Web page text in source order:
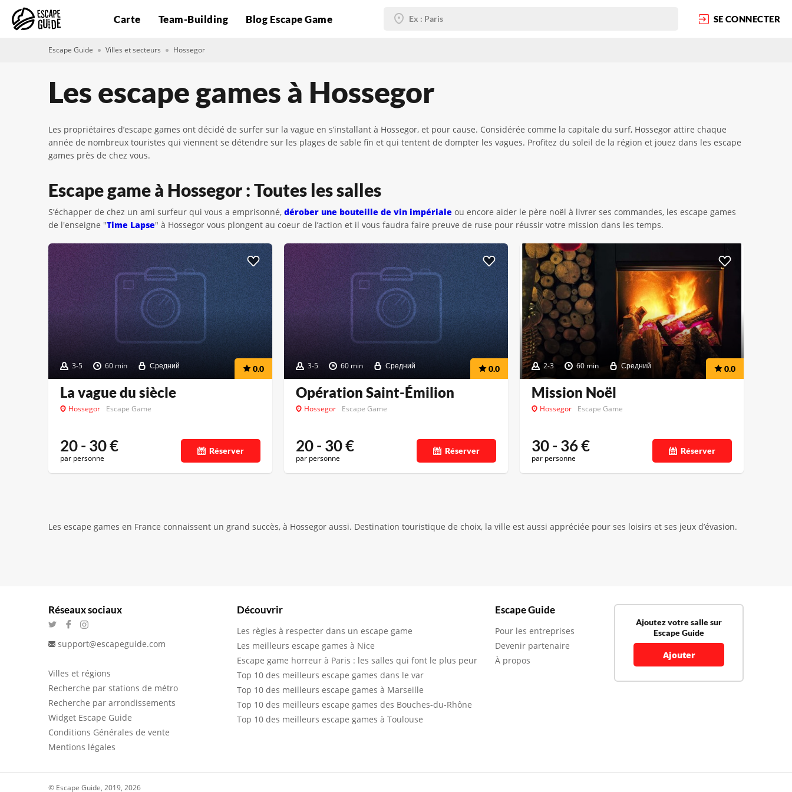
Carte Team-Building Blog Escape Game SE CONNECTER
Escape Guide Villes et secteurs Hossegor
Les escape games à Hossegor
Les propriétaires d’escape games ont décidé de surfer sur la vague en s’installant à Hossegor, et pour cause. Considérée comme la capitale du surf, Hossegor attire chaque
année de nombreux touristes qui viennent se détendre sur les plages de sable fin et qui tentent de dompter les vagues. Profitez du soleil de la région et jouez dans les escape
games près de chez vous.
Escape game à Hossegor : Toutes les salles
S’échapper de chez un ami surfeur qui vous a emprisonné, dérober une bouteille de vin impériale ou encore aider le père noël à livrer ses commandes, les escape games
de l'enseigne "Time Lapse" à Hossegor vous plongent au coeur de l’action et il vous faudra faire preuve de ruse pour réussir votre mission dans les temps.
3-5 60 min Средний 0.0
La vague du siècle
Hossegor Escape Game
20 - 30€
par personne
Réserver
3-5 60 min Средний 0.0
Opération Saint-Émilion
Hossegor Escape Game
20 - 30€
par personne
Réserver
2-3 60 min Средний 0.0
Mission Noël
Hossegor Escape Game
30 - 36€
par personne
Réserver
Les escape games en France connaissent un grand succès, à Hossegor aussi. Destination touristique de choix, la ville est aussi appréciée pour ses loisirs et ses jeux d’évasion.
Réseaux sociaux
support@escapeguide.com
Villes et régions
Recherche par stations de métro
Recherche par arrondissements
Widget Escape Guide
Conditions Générales de vente
Mentions légales
Découvrir
Les règles à respecter dans un escape game
Les meilleurs escape games à Nice
Escape game horreur à Paris : les salles qui font le plus peur
Top 10 des meilleurs escape games dans le var
Top 10 des meilleurs escape games à Marseille
Top 10 des meilleurs escape games des Bouches-du-Rhône
Top 10 des meilleurs escape games à Toulouse
Escape Guide
Pour les entreprises
Devenir partenaire
À propos
Ajoutez votre salle sur
Escape Guide
Ajouter
© Escape Guide, 2019, 2026